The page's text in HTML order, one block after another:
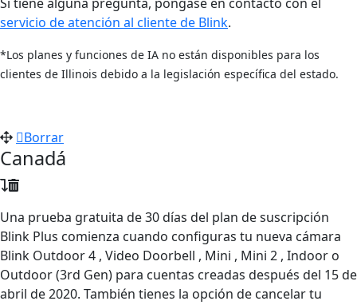
servicio de atención al cliente de Blink‍.
*Los planes y funciones de IA no están disponibles para los
clientes de Illinois debido a la legislación específica del estado.
Borrar
Canadá
Una prueba gratuita de 30 días del plan de suscripción
Blink Plus comienza cuando configuras tu nueva cámara
Blink Outdoor 4 , Video Doorbell , Mini , Mini 2 , Indoor o
Outdoor (3rd Gen) para cuentas creadas después del 15 de
abril de 2020. También tienes la opción de cancelar tu